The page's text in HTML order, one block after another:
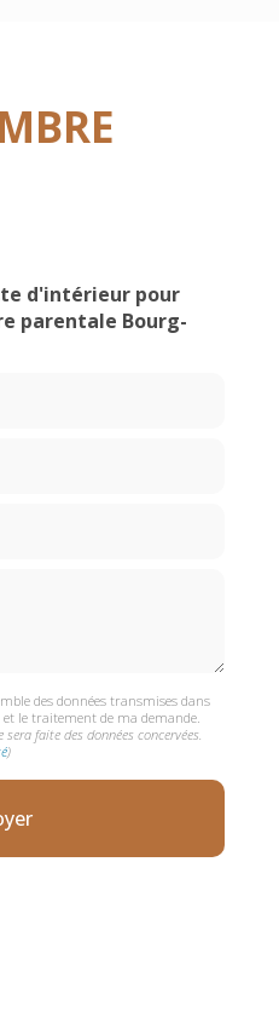
d'intérieur pour
parentale Bourg-
des données transmises dans
le traitement de ma demande.
faite des données concervées.
)